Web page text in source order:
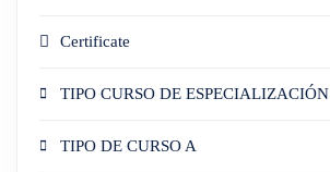
Certificate
TIPO CURSO DE ESPECIALIZACIÓN
TIPO DE CURSO A